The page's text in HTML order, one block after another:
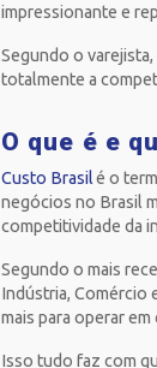
impressionante e
Segundo o
totalmente a
O que é e
Custo Brasilé o
negócios no Brasil
competitividade da
Segundo o mais
Indústria, Comércio
mais para operar
Isso tudo faz com